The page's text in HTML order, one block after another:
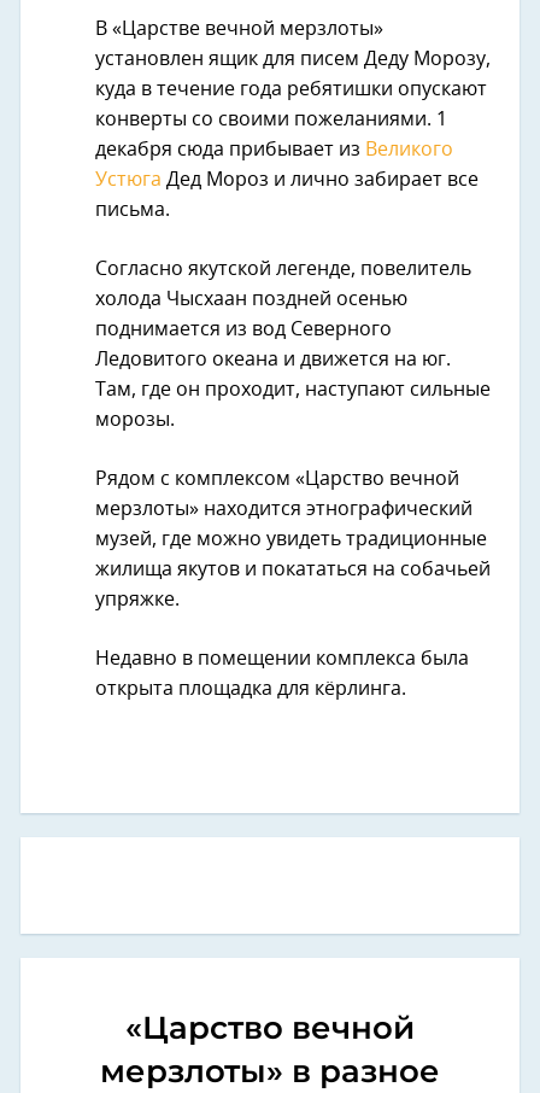
В «Царстве вечной мерзлоты»
установлен ящик для писем Деду Морозу,
куда в течение года ребятишки опускают
конверты со своими пожеланиями. 1
декабря сюда прибывает из Великого
Устюга Дед Мороз и лично забирает все
письма.
Согласно якутской легенде, повелитель
холода Чысхаан поздней осенью
поднимается из вод Северного
Ледовитого океана и движется на юг.
Там, где он проходит, наступают сильные
морозы.
Рядом с комплексом «Царство вечной
мерзлоты» находится этнографический
музей, где можно увидеть традиционные
жилища якутов и покататься на собачьей
упряжке.
Недавно в помещении комплекса была
открыта площадка для кёрлинга.
«Царство вечной
мерзлоты» в разное